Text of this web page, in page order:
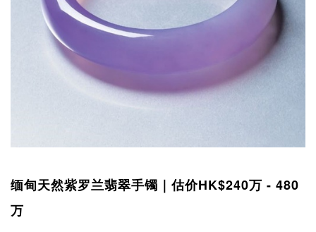
缅甸天然紫罗兰翡翠手镯｜估价HK$240万 - 480
万